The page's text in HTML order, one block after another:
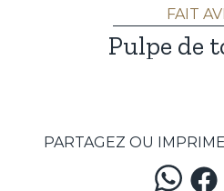
FAIT
Pulpe de
PARTAGEZ OU